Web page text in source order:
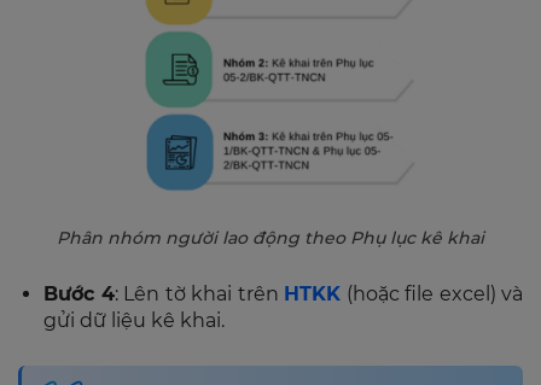
Phân nhóm người lao động theo Phụ lục kê khai
Bước 4: Lên tờ khai trên HTKK (hoặc file excel) và
gửi dữ liệu kê khai.